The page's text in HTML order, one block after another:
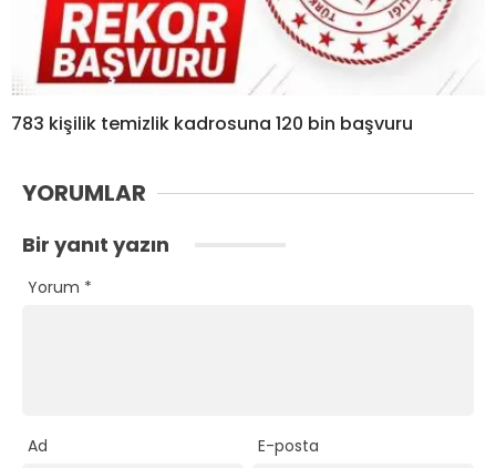
783 kişilik temizlik kadrosuna 120 bin başvuru
YORUMLAR
Bir yanıt yazın
Yorum *
Ad E-posta